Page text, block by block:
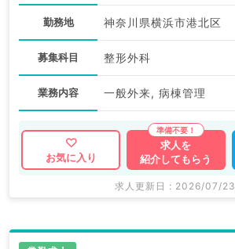
勤務地 神奈川県横浜市港北区
募集科目 整形外科
業務内容 一般外来, 病棟管理
お気に入り
求人を
紹介してもらう
求人更新日 : 2026/07/23